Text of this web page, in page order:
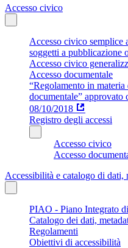
Accesso civico
Accesso civico semplice
soggetti a pubblicazione
Accesso civico
Accesso documentale
“Regolamento in
documentale” approvato
08/10/2018
Registro degli accessi
Accesso civico
Accesso
Accessibilità e catalogo di dati,
PIAO - Piano Integrato
Catalogo dei dati,
Regolamenti
Obiettivi di accessibilità